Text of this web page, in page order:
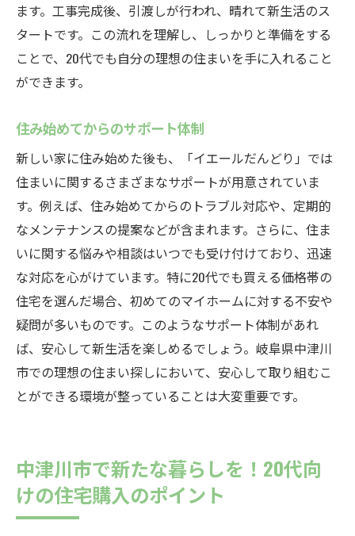
ます。工事完成後、引渡しが行われ、晴れて新生活のス
タートです。この流れを理解し、しっかりと準備をする
ことで、20代でも自分の理想の住まいを手に入れること
ができます。
住み始めてからのサポート体制
新しい家に住み始めた後も、「イエールだんどり」では
住まいに関するさまざまなサポートが用意されていま
す。例えば、住み始めてからのトラブル対応や、定期的
なメンテナンスの提案などが含まれます。さらに、住ま
いに関する悩みや相談はいつでも受け付けており、迅速
な対応を心がけています。特に20代でも買える価格帯の
住宅を選んだ場合、初めてのマイホームに対する不安や
疑問が多いものです。このようなサポート体制があれ
ば、安心して新生活を楽しめるでしょう。岐阜県中津川
市での理想の住まい探しにおいて、安心して取り組むこ
とができる環境が整っていることは大変重要です。
中津川市で新たな暮らしを！20代向
けの住宅購入のポイント